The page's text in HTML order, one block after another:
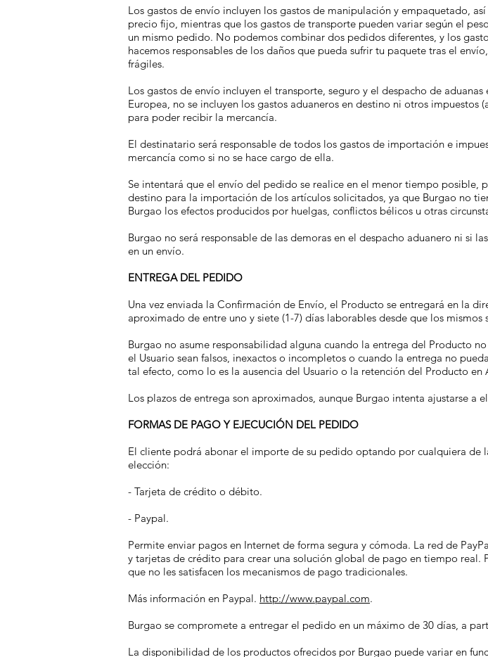
Los gastos de envío incluyen los gastos de manipulación y empaquetado,
precio fijo, mientras que los gastos de transporte pueden variar según el
un mismo pedido. No podemos combinar dos pedidos diferentes, y los
hacemos responsables de los daños que pueda sufrir tu paquete tras el
frágiles.
Los gastos de envío incluyen el transporte, seguro y el despacho de
Europea, no se incluyen los gastos aduaneros en destino ni otros
para poder recibir la mercancía.
El destinatario será responsable de todos los gastos de importación e
mercancía como si no se hace cargo de ella.
Se intentará que el envío del pedido se realice en el menor tiempo posible,
destino para la importación de los artículos solicitados, ya que Burgao no
Burgao los efectos producidos por huelgas, conflictos bélicos u otras
Burgao no será responsable de las demoras en el despacho aduanero ni si
en un envío.
ENTREGA DEL PEDIDO
Una vez enviada la Confirmación de Envío, el Producto se entregará en la
aproximado de entre uno y siete (1-7) días laborables desde que los mismos
Burgao no asume responsabilidad alguna cuando la entrega del Producto
el Usuario sean falsos, inexactos o incompletos o cuando la entrega no
tal efecto, como lo es la ausencia del Usuario o la retención del Producto en
Los plazos de entrega son aproximados, aunque Burgao intenta ajustarse a
FORMAS DE PAGO Y EJECUCIÓN DEL PEDIDO
El cliente podrá abonar el importe de su pedido optando por cualquiera de
elección:
- Tarjeta de crédito o débito.
- Paypal.
Permite enviar pagos en Internet de forma segura y cómoda. La red de
y tarjetas de crédito para crear una solución global de pago en tiempo real.
que no les satisfacen los mecanismos de pago tradicionales.
Más información en Paypal. http://www.paypal.com.
Burgao se compromete a entregar el pedido en un máximo de 30 días, a
La disponibilidad de los productos ofrecidos por Burgao puede variar en